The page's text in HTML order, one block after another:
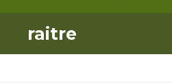
raitre